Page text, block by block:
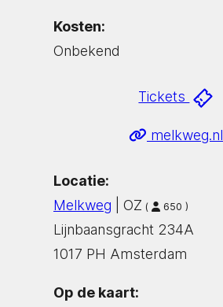
Kosten:
Onbekend
Tickets
melkweg.nl
Locatie:
Melkweg | OZ ( 650 )
Lijnbaansgracht 234A
1017 PH Amsterdam
Op de kaart: